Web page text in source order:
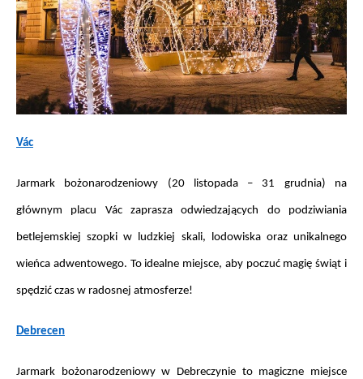
Vác
Jarmark bożonarodzeniowy (20 listopada – 31 grudnia) na
głównym placu Vác zaprasza odwiedzających do podziwiania
betlejemskiej szopki w ludzkiej skali, lodowiska oraz unikalnego
wieńca adwentowego. To idealne miejsce, aby poczuć magię świąt i
spędzić czas w radosnej atmosferze!
Debrecen
Jarmark bożonarodzeniowy w Debreczynie to magiczne miejsce